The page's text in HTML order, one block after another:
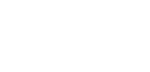
Charges courantes annuelles
parties communes ) - Pas
présentation sur notre site :